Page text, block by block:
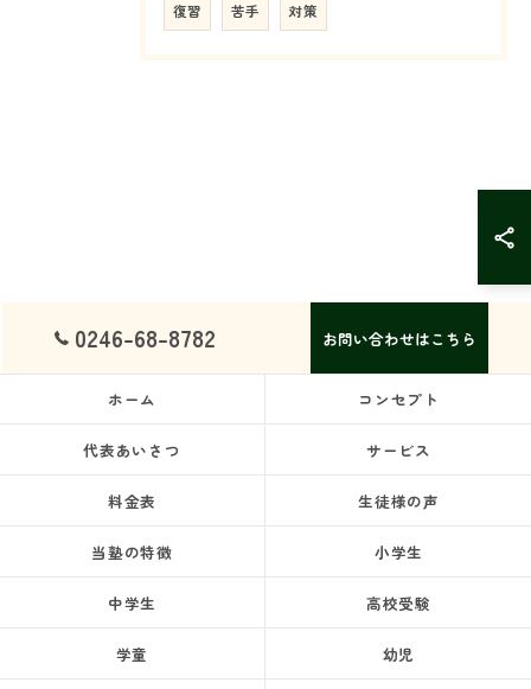
復習 苦手 対策
0246-68-8782 お問い合わせはこちら
ホーム コンセプト
代表あいさつ サービス
料金表 生徒様の声
当塾の特徴 小学生
中学生 高校受験
学童 幼児